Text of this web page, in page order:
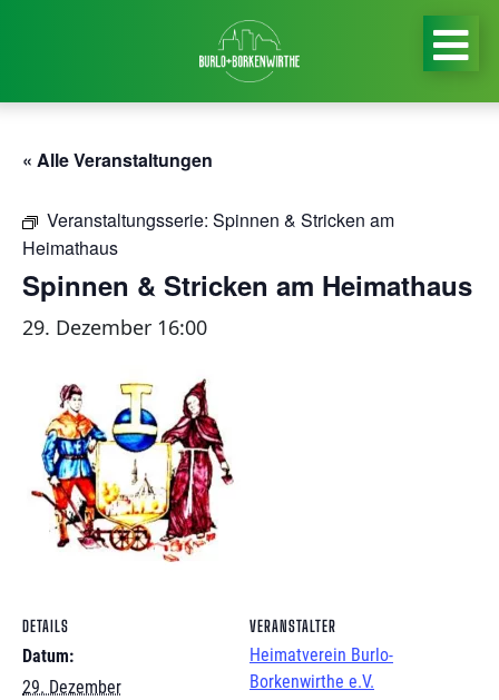
« Alle Veranstaltungen
Veranstaltungsserie: Spinnen & Stricken am
Heimathaus
Spinnen & Stricken am Heimathaus
29. Dezember 16:00
DETAILS
Datum:
29. Dezember
VERANSTALTER
Heimatverein Burlo-
Borkenwirthe e.V.